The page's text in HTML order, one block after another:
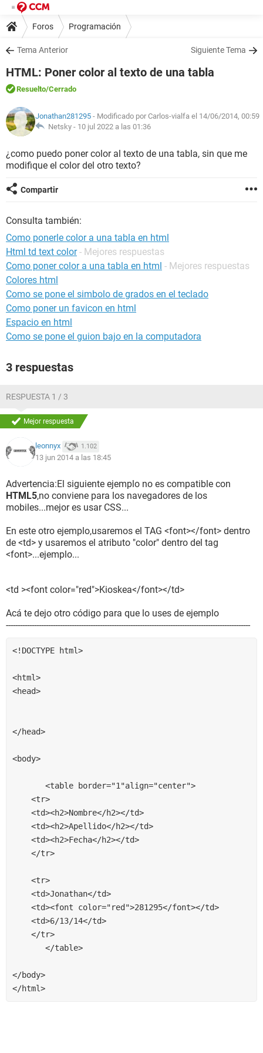
Foros Programación
Tema Anterior Siguiente Tema
HTML: Poner color al texto de una tabla
Resuelto/Cerrado
Jonathan281295 - Modificado por Carlos-vialfa el 14/06/2014, 00:59
Netsky - 10 jul 2022 a las 01:36
¿como puedo poner color al texto de una tabla, sin que me
modifique el color del otro texto?
Compartir
Consulta también:
Como ponerle color a una tabla en html
Html td text color - Mejores respuestas
Como poner color a una tabla en html - Mejores respuestas
Colores html
Como se pone el simbolo de grados en el teclado
Como poner un favicon en html
Espacio en html
Como se pone el guion bajo en la computadora
3 respuestas
RESPUESTA 1 / 3
Mejor respuesta
leonnyx 1.102
13 jun 2014 a las 18:45
Advertencia:El siguiente ejemplo no es compatible con
HTML5,no conviene para los navegadores de los
mobiles...mejor es usar CSS...
En este otro ejemplo,usaremos el TAG <font></font> dentro
de <td> y usaremos el atributo "color" dentro del tag
<font>...ejemplo...
<td ><font color="red">Kioskea</font></td>
Acá te dejo otro código para que lo uses de ejemplo
--------------------------------------------------------------------------------------------------------
<!DOCTYPE html>
<html>
<head>
</head>
<body>
       <table border="1"align="center">
	<tr>
	<td><h2>Nombre</h2></td>
	<td><h2>Apellido</h2></td>
	<td><h2>Fecha</h2></td>
	</tr>
	<tr>
	<td>Jonathan</td>
	<td><font color="red">281295</font></td>
	<td>6/13/14</td>
	</tr>
	   </table>
</body>
</html>